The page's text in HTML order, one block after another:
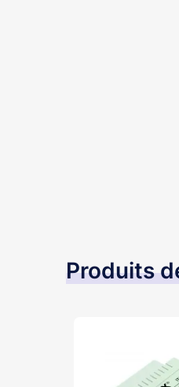
Produits